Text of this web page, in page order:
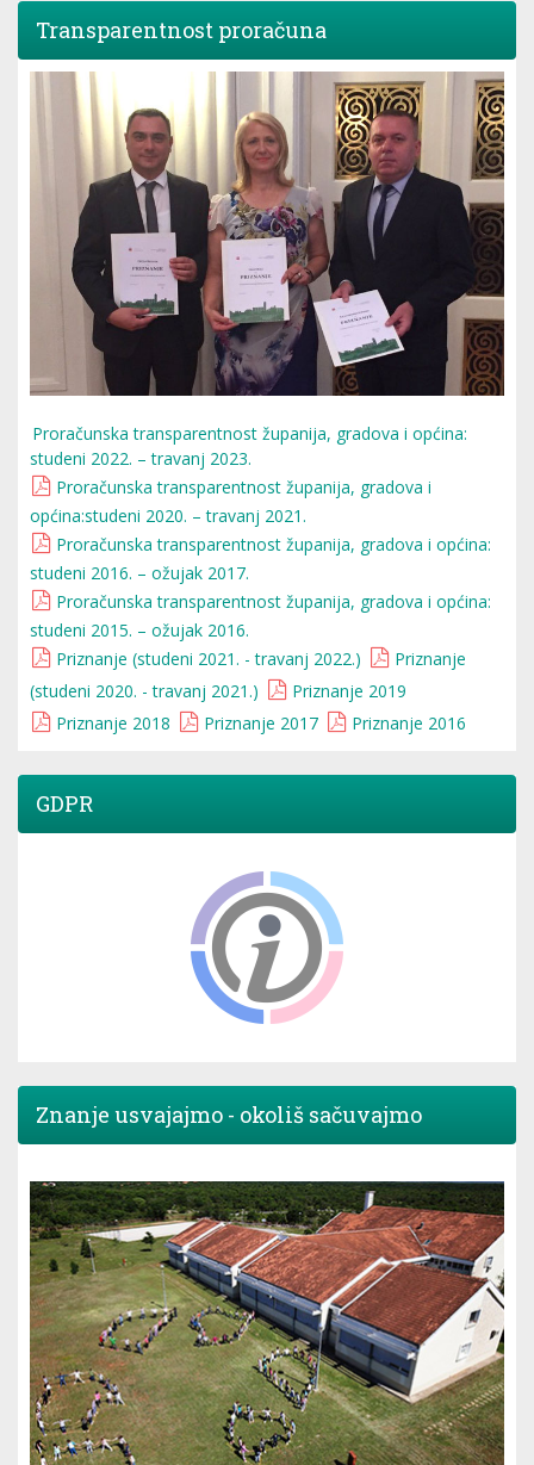
Transparentnost proračuna
Proračunska transparentnost županija, gradova i općina:
studeni 2022. – travanj 2023.
Proračunska transparentnost županija, gradova i
općina:studeni 2020. – travanj 2021.
Proračunska transparentnost županija, gradova i općina:
studeni 2016. – ožujak 2017.
Proračunska transparentnost županija, gradova i općina:
studeni 2015. – ožujak 2016.
Priznanje (studeni 2021. - travanj 2022.)
Priznanje
(studeni 2020. - travanj 2021.)
Priznanje 2019
Priznanje 2018
Priznanje 2017 Priznanje 2016
GDPR
Znanje usvajajmo - okoliš sačuvajmo